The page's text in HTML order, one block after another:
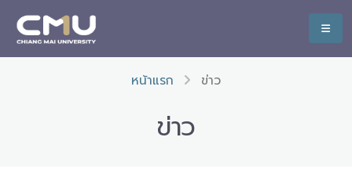
หน้าแรก ข่าว
ข่าว